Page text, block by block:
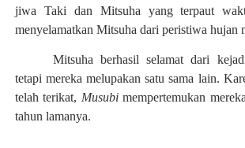
jiwa Taki dan Mitsuha yang terpaut
menyelamatkan Mitsuha dari peristiwa hujan
Mitsuha berhasil selamat dari
tetapi mereka melupakan satu sama lain.
telah terikat, Musubimempertemukan
tahun lamanya.